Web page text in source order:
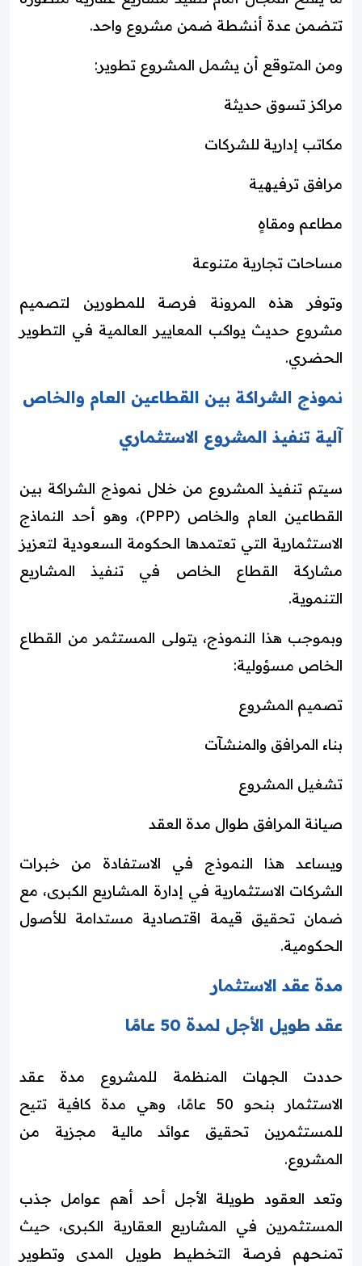
تتضمن عدة أنشطة ضمن مشروع واحد.
ومن المتوقع أن يشمل المشروع تطوير:
مراكز تسوق حديثة
مكاتب إدارية للشركات
مرافق ترفيهية
مطاعم ومقاهٍ
مساحات تجارية متنوعة
وتوفر هذه المرونة فرصة للمطورين لتصميم
مشروع حديث يواكب المعايير العالمية في التطوير
الحضري.
نموذج الشراكة بين القطاعين العام والخاص
آلية تنفيذ المشروع الاستثماري
سيتم تنفيذ المشروع من خلال نموذج الشراكة بين
القطاعين العام والخاص (PPP)، وهو أحد النماذج
الاستثمارية التي تعتمدها الحكومة السعودية لتعزيز
مشاركة القطاع الخاص في تنفيذ المشاريع
التنموية.
وبموجب هذا النموذج، يتولى المستثمر من القطاع
الخاص مسؤولية:
تصميم المشروع
بناء المرافق والمنشآت
تشغيل المشروع
صيانة المرافق طوال مدة العقد
ويساعد هذا النموذج في الاستفادة من خبرات
الشركات الاستثمارية في إدارة المشاريع الكبرى، مع
ضمان تحقيق قيمة اقتصادية مستدامة للأصول
الحكومية.
مدة عقد الاستثمار
عقد طويل الأجل لمدة 50 عامًا
حددت الجهات المنظمة للمشروع مدة عقد
الاستثمار بنحو 50 عامًا، وهي مدة كافية تتيح
للمستثمرين تحقيق عوائد مالية مجزية من
المشروع.
وتعد العقود طويلة الأجل أحد أهم عوامل جذب
المستثمرين في المشاريع العقارية الكبرى، حيث
تمنحهم فرصة التخطيط طويل المدى وتطوير